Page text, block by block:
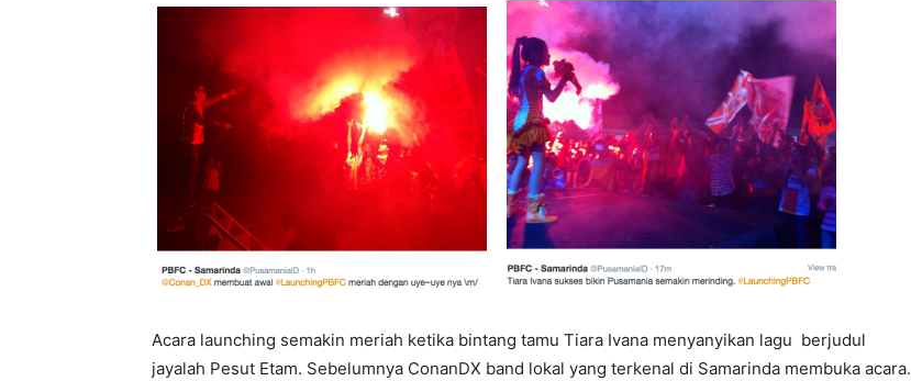
Acara launching semakin meriah ketika bintang tamu Tiara Ivana menyanyikan lagu berjudul
jayalah Pesut Etam. Sebelumnya ConanDX band lokal yang terkenal di Samarinda membuka acara.